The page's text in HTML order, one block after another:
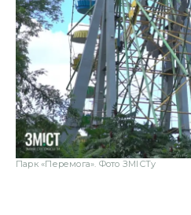
Парк «Перемога». Фото ЗМІСТу